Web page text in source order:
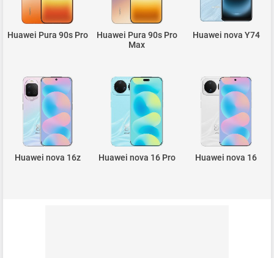
Huawei Pura 90s Pro
Huawei Pura 90s Pro
Max
Huawei nova Y74
Huawei nova 16z Huawei nova 16 Pro Huawei nova 16